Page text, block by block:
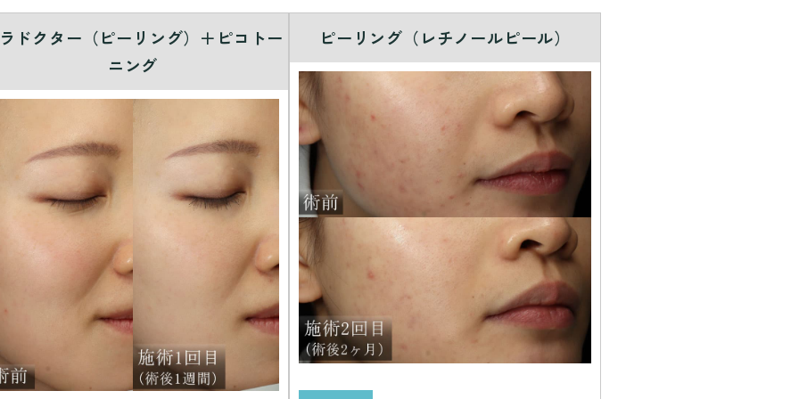
ドクター（ピーリング）＋ピコトー
ニング
ピーリング（レチノールピール）